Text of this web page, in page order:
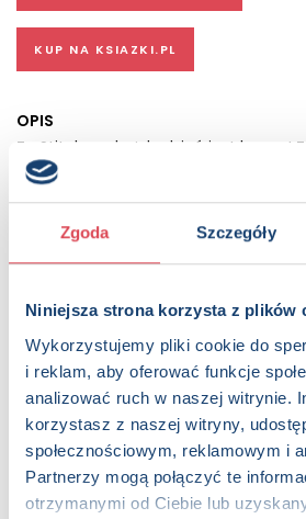
Zgoda Szczegóły
Niniejsza strona korzysta z plików
Wykorzystujemy pliki cookie do
i reklam, aby oferować funkcje
analizować ruch w naszej witrynie.
korzystasz z naszej witryny,
społecznościowym, reklamowym i
Partnerzy mogą połączyć te
otrzymanymi od Ciebie lub
KUP NA KSIAZKI.PL
OPIS
Ze Stitchem każdy dzień jest lepszy!
szalony, pełen kolorów świat, gdzie
z radością. Ten wyjątkowy planer to
Znajdziesz tu inspirujące cytaty,
historyjki oraz miejsce na notatki,
zapisywać pomysły, które przyjdą Ci
miesięczny przegląd dobrych
śledzić postępy i dbać o swój rozwój.
radość? Czego chcesz więcej, a
zachęci Cię, byś z uśmiechem
widział w nim nową przygodę.
— bo najlepsze opowieści pisze życie,
towarzyszem wszystko jest możliwe!